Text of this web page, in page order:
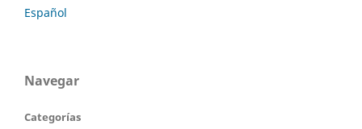
Español
Navegar
Categorías